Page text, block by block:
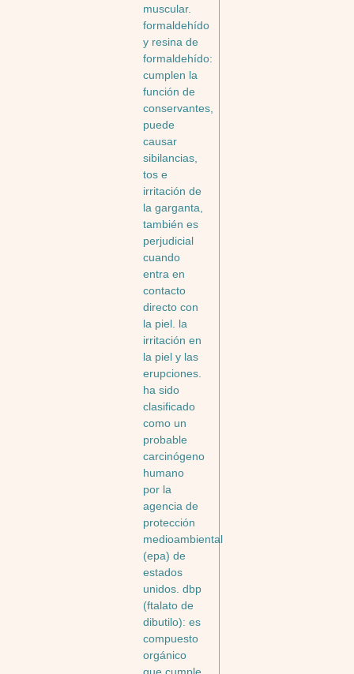
muscular.
formaldehído
y resina de
formaldehído:
cumplen la
función de
conservantes,
puede
causar
sibilancias,
tos e
irritación de
la garganta,
también es
perjudicial
cuando
entra en
contacto
directo con
la piel. la
irritación en
la piel y las
erupciones.
ha sido
clasificado
como un
probable
carcinógeno
humano
por la
agencia de
protección
medioambiental
(epa) de
estados
unidos. dbp
(ftalato de
dibutilo): es
compuesto
orgánico